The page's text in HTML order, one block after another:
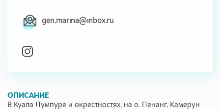
gen.marina@inbox.ru
ОПИСАНИЕ
В Куала Лумпуре и окрестностях, на о. Пенанг, Камерун